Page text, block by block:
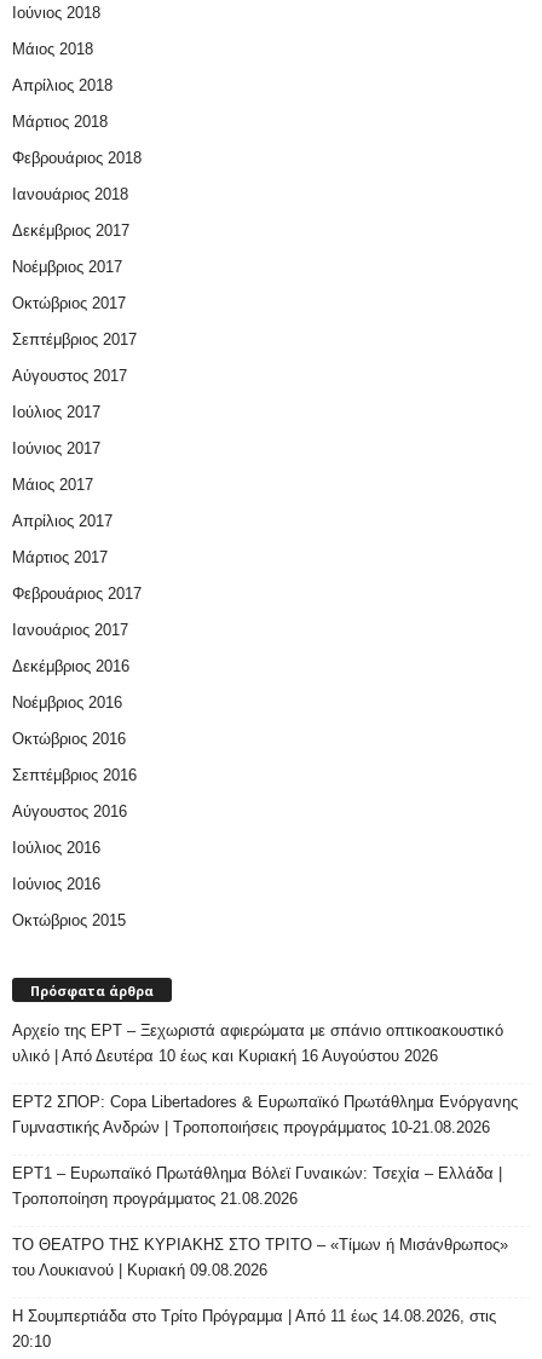
Ιούνιος 2018
Μάιος 2018
Απρίλιος 2018
Μάρτιος 2018
Φεβρουάριος 2018
Ιανουάριος 2018
Δεκέμβριος 2017
Νοέμβριος 2017
Οκτώβριος 2017
Σεπτέμβριος 2017
Αύγουστος 2017
Ιούλιος 2017
Ιούνιος 2017
Μάιος 2017
Απρίλιος 2017
Μάρτιος 2017
Φεβρουάριος 2017
Ιανουάριος 2017
Δεκέμβριος 2016
Νοέμβριος 2016
Οκτώβριος 2016
Σεπτέμβριος 2016
Αύγουστος 2016
Ιούλιος 2016
Ιούνιος 2016
Οκτώβριος 2015
Πρόσφατα άρθρα
Αρχείο της ΕΡΤ – Ξεχωριστά αφιερώματα με σπάνιο οπτικοακουστικό
υλικό | Από Δευτέρα 10 έως και Κυριακή 16 Αυγούστου 2026
ΕΡΤ2 ΣΠΟΡ: Copa Libertadores & Ευρωπαϊκό Πρωτάθλημα Ενόργανης
Γυμναστικής Ανδρών | Τροποποιήσεις προγράμματος 10-21.08.2026
ΕΡΤ1 – Ευρωπαϊκό Πρωτάθλημα Βόλεϊ Γυναικών: Τσεχία – Ελλάδα |
Τροποποίηση προγράμματος 21.08.2026
ΤΟ ΘΕΑΤΡΟ ΤΗΣ ΚΥΡΙΑΚΗΣ ΣΤΟ ΤΡΙΤΟ – «Τίμων ή Μισάνθρωπος»
του Λουκιανού | Κυριακή 09.08.2026
H Σουμπερτιάδα στο Τρίτο Πρόγραμμα | Από 11 έως 14.08.2026, στις
20:10